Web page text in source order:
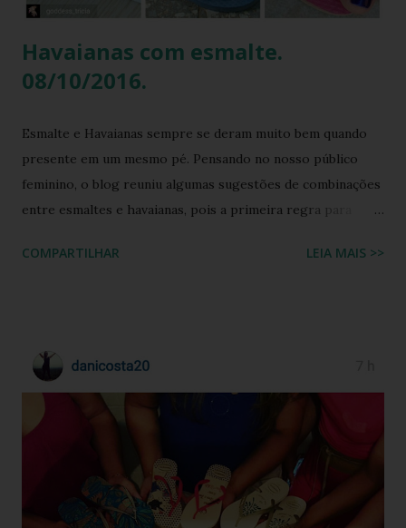
Havaianas com esmalte.
08/10/2016.
Esmalte e Havaianas sempre se deram muito bem quando
presente em um mesmo pé. Pensando no nosso público
feminino, o blog reuniu algumas sugestões de combinações
entre esmaltes e havaianas, pois a primeira regra para
BUSCA PERSONALIZADA NOS ACERVOS DO BLOG
COMPARTILHAR LEIA MAIS >>